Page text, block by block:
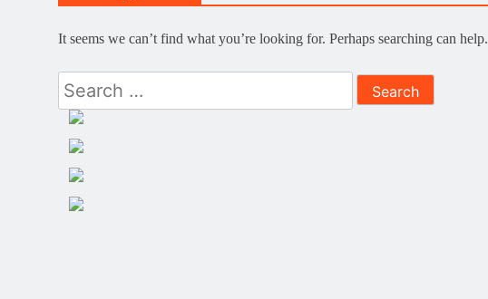
It seems we can’t find what you’re looking for. Perhaps searching can help.